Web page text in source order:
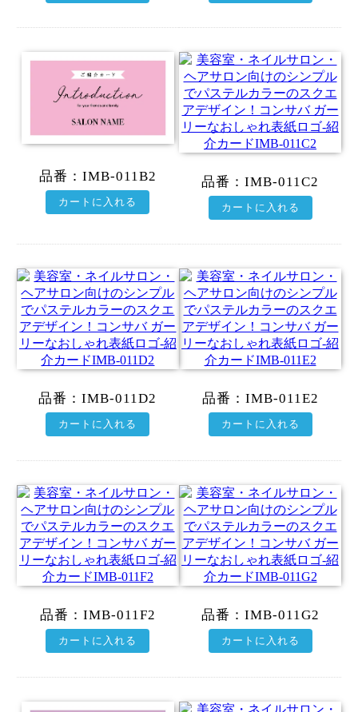
品番： IMB-011B2
カートに入れる
品番： IMB-011C2
カートに入れる
品番：IMB-011D2
カートに入れる
品番： IMB-011E2
カートに入れる
品番： IMB-011F2
カートに入れる
品番： IMB-011G2
カートに入れる